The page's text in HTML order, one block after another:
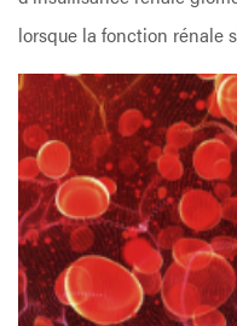
lorsque la fonction rénale